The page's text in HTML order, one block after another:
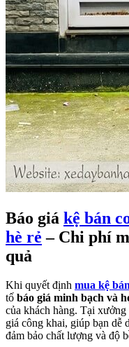
Báo giá kệ bán
hè rẻ – Chi phí
quả
Khi quyết định mua kệ
tố báo giá minh bạch và
của khách hàng. Tại
giá công khai, giúp bạn dễ
đảm bảo chất lượng và độ